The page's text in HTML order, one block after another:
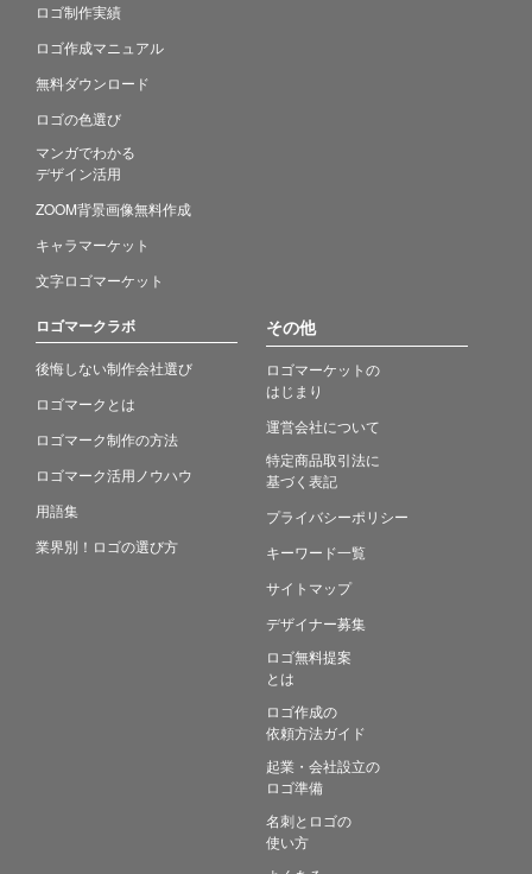
ロゴ制作実績
ロゴ作成マニュアル
無料ダウンロード
ロゴの色選び
マンガでわかる
デザイン活用
ZOOM背景画像無料作成
キャラマーケット
文字ロゴマーケット
ロゴマークラボ
後悔しない制作会社選び
ロゴマークとは
ロゴマーク制作の方法
ロゴマーク活用ノウハウ
用語集
業界別！ロゴの選び方
その他
ロゴマーケットの
はじまり
運営会社について
特定商品取引法に
基づく表記
プライバシーポリシー
キーワード一覧
サイトマップ
デザイナー募集
ロゴ無料提案
とは
ロゴ作成の
依頼方法ガイド
起業・会社設立の
ロゴ準備
名刺とロゴの
使い方